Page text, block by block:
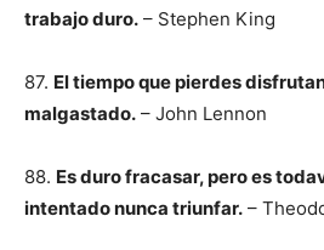
trabajo duro. – Stephen King
87. El tiempo que pierdes
malgastado. – John Lennon
88. Es duro fracasar, pero es
intentado nunca triunfar. –